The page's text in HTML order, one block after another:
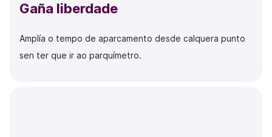
Gaña liberdade
Amplía o tempo de aparcamento desde calquera punto
sen ter que ir ao parquímetro.